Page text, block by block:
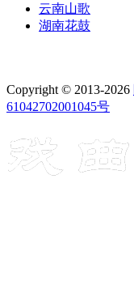
云南山歌
湖南花鼓
Copyright © 2013-2026
61042702001045号